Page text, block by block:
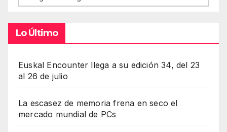
Lo Último
Euskal Encounter llega a su edición 34, del 23
al 26 de julio
La escasez de memoria frena en seco el
mercado mundial de PCs